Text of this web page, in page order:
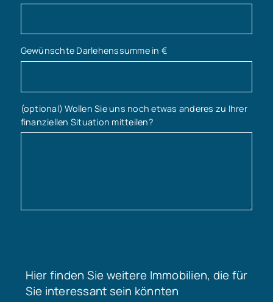
Gewünschte Darlehenssumme in €
(optional) Wollen Sie uns noch etwas anderes zu Ihrer
finanziellen Situation mitteilen?
Hier finden Sie weitere Immobilien, die für
Sie interessant sein könnten